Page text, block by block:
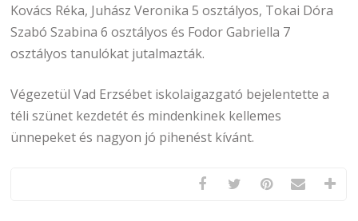
Kovács Réka, Juhász Veronika 5 osztályos, Tokai Dóra
Szabó Szabina 6 osztályos és Fodor Gabriella 7
osztályos tanulókat jutalmazták.
Végezetül Vad Erzsébet iskolaigazgató bejelentette a
téli szünet kezdetét és mindenkinek kellemes
ünnepeket és nagyon jó pihenést kívánt.